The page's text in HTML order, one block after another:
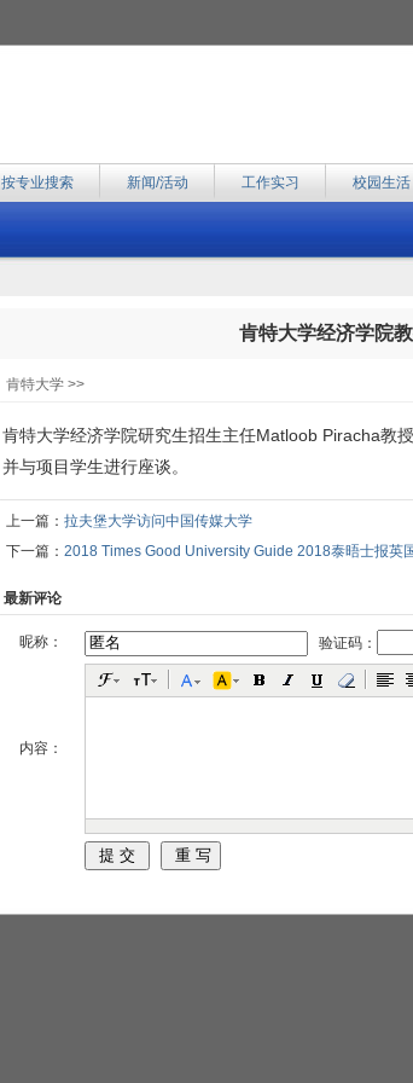
按专业搜索 新闻/活动 工作实习 校园生活
肯特大学经济学院
肯特大学 >>
肯特大学经济学院研究生招生主任Matloob Piracha教
并与项目学生进行座谈。
上一篇： 拉夫堡大学访问中国传媒大学
下一篇： 2018 Times Good University Guide 2018泰晤士报英
最新评论
昵称： 验证码：
内容：